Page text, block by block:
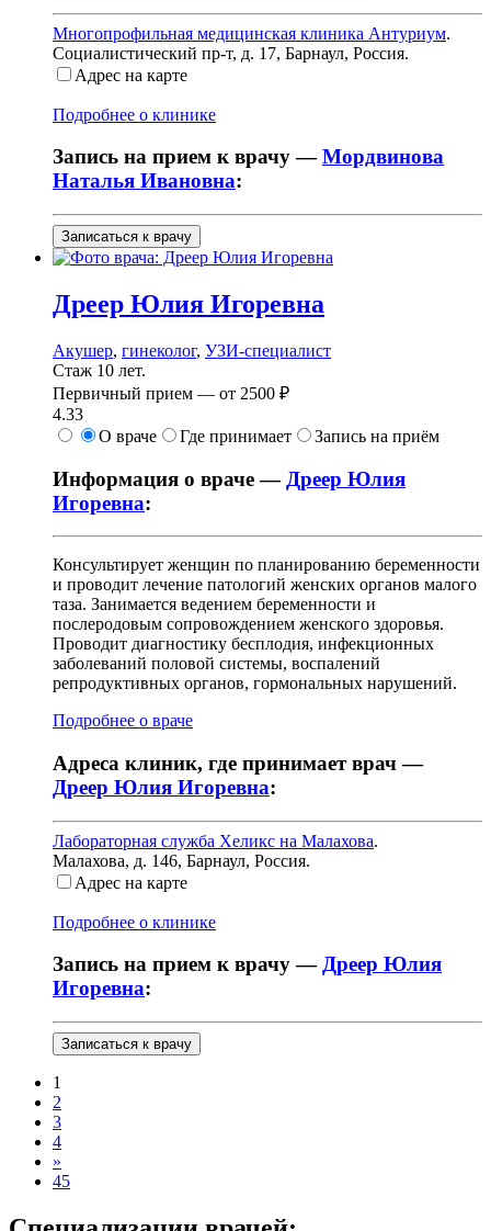
Многопрофильная медицинская клиника Антуриум.
Социалистический пр-т, д. 17, Барнаул, Россия.
Адрес на карте
Подробнее о клинике
Запись на прием к врачу —Мордвинова
Наталья Ивановна:
Записаться к врачу
Дреер Юлия Игоревна
Акушер, гинеколог, УЗИ-специалист
Стаж 10 лет.
Первичный прием — от 2500 ₽
4.33
О враче
Где принимает Запись на приём
Информация о враче — Дреер Юлия
Игоревна:
Консультирует женщин по планированию беременности
и проводит лечение патологий женских органов малого
таза. Занимается ведением беременности и
послеродовым сопровождением женского здоровья.
Проводит диагностику бесплодия, инфекционных
заболеваний половой системы, воспалений
репродуктивных органов, гормональных нарушений.
Подробнее о враче
Адреса клиник, где принимает врач —
Дреер Юлия Игоревна:
Лабораторная служба Хеликс на Малахова.
Малахова, д. 146, Барнаул, Россия.
Адрес на карте
Подробнее о клинике
Запись на прием к врачу —Дреер Юлия
Игоревна:
Записаться к врачу
1
2
3
4
»
45